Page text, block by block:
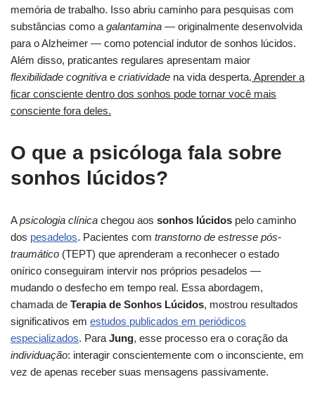
memória de trabalho. Isso abriu caminho para pesquisas com
substâncias como a galantamina — originalmente desenvolvida
para o Alzheimer — como potencial indutor de sonhos lúcidos.
Além disso, praticantes regulares apresentam maior
flexibilidade cognitiva e criatividade na vida desperta. Aprender a
ficar consciente dentro dos sonhos pode tornar você mais
consciente fora deles.
O que a psicóloga fala sobre
sonhos lúcidos?
Apsicologia clínica chegou aos sonhos lúcidos pelo caminho
dos pesadelos. Pacientes com transtorno de estresse pós-
traumático (TEPT) que aprenderam a reconhecer o estado
onírico conseguiram intervir nos próprios pesadelos —
mudando o desfecho em tempo real. Essa abordagem,
chamada de Terapia de Sonhos Lúcidos, mostrou resultados
significativos em estudos publicados em periódicos
especializados. Para Jung, esse processo era o coração da
individuação: interagir conscientemente com o inconsciente, em
vez de apenas receber suas mensagens passivamente.